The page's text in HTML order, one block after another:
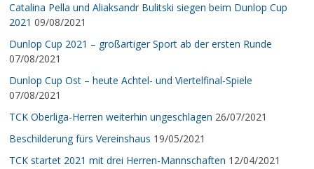
Catalina Pella und Aliaksandr Bulitski siegen beim Dunlop Cup
2021 09/08/2021
Dunlop Cup 2021 – großartiger Sport ab der ersten Runde
07/08/2021
Dunlop Cup Ost – heute Achtel- und Viertelfinal-Spiele
07/08/2021
TCK Oberliga-Herren weiterhin ungeschlagen 26/07/2021
Beschilderung fürs Vereinshaus 19/05/2021
TCK startet 2021 mit drei Herren-Mannschaften 12/04/2021